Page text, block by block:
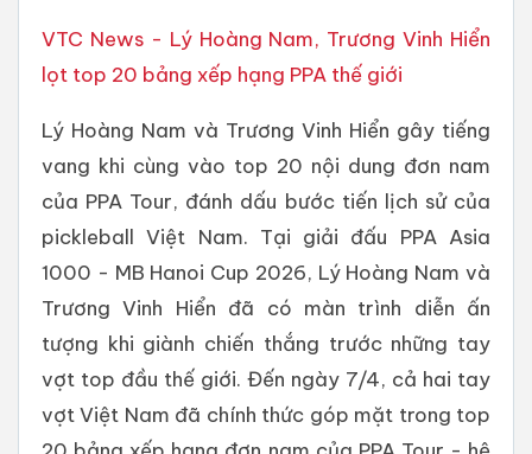
VTC News - Lý Hoàng Nam, Trương Vinh Hiển
lọt top 20 bảng xếp hạng PPA thế giới
Lý Hoàng Nam và Trương Vinh Hiển gây tiếng
vang khi cùng vào top 20 nội dung đơn nam
của PPA Tour, đánh dấu bước tiến lịch sử của
pickleball Việt Nam. Tại giải đấu PPA Asia
1000 - MB Hanoi Cup 2026, Lý Hoàng Nam và
Trương Vinh Hiển đã có màn trình diễn ấn
tượng khi giành chiến thắng trước những tay
vợt top đầu thế giới. Đến ngày 7/4, cả hai tay
vợt Việt Nam đã chính thức góp mặt trong top